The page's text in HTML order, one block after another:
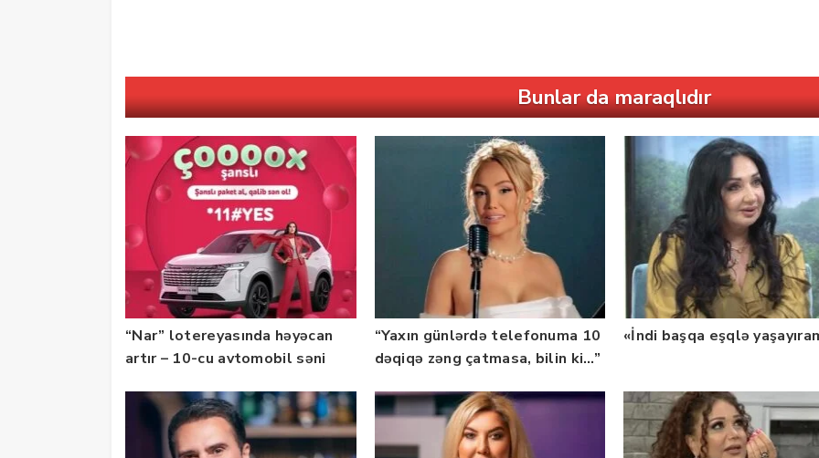
Bunlar da maraqlıdır
“Nar” lotereyasında həyəcan
artır – 10-cu avtomobil səni
“Yaxın günlərdə telefonuma 10
dəqiqə zəng çatmasa, bilin ki…”
«İndi başqa eşqlə